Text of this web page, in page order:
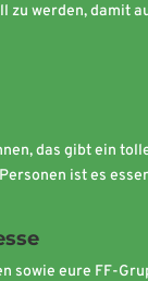
zu werden, damit
das gibt ein
ist es
sowie eure FF-